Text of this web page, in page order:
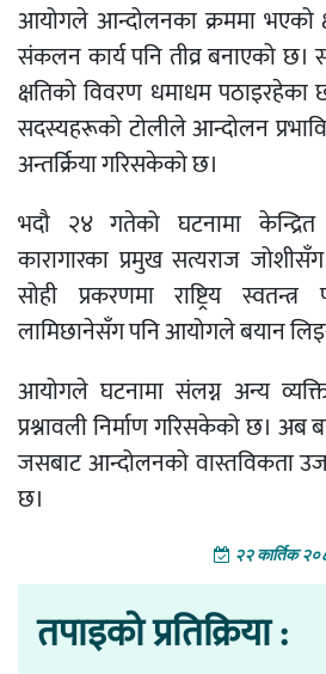
आयोगले आन्दोलनका क्रममा भएको
संकलन कार्य पनि तीव्र बनाएको छ।
क्षतिको विवरण धमाधम
सदस्यहरूको टोलीले आन्दोलन
अन्तर्क्रिया गरिसकेको छ।
भदौ २४ गतेको घटनामा
कारागारका प्रमुख सत्यराज
सोही प्रकरणमा राष्ट्रिय स्वतन्त्र
लामिछानेसँग पनि आयोगले बयान
आयोगले घटनामा संलग्न अन्य
प्रश्नावली निर्माण गरिसकेको छ।
जसबाट आन्दोलनको वास्तविकता
छ।
२२ कार्तिक
तपाइको प्रतिक्रिया :